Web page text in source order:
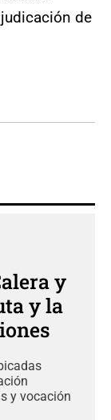
de
y
y la
y vocación